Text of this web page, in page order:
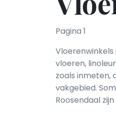
Pagina 1
vloeren,
zoals inmeten,
vakgebied.
Roosendaal